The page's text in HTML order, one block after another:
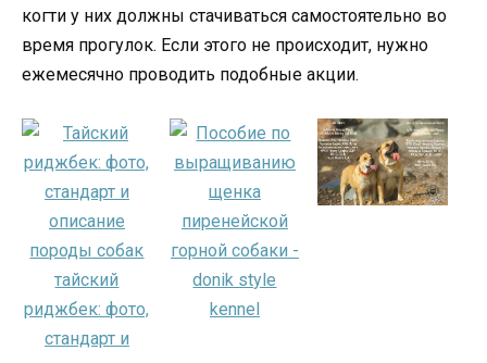
когти у них должны стачиваться самостоятельно во
время прогулок. Если этого не происходит, нужно
ежемесячно проводить подобные акции.